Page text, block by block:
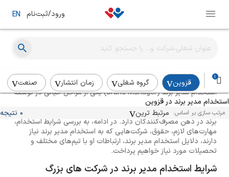
ورود/ثبت‌نام EN
1
قزوین گروه شغلی زمان انتشار
صنعت
استخدام مدیر برند در قزوین
مرتب سازی بر اساس: مرتبط ترین 0 نتیجه
راهنمای استخدام مدیر برند
استخدام مدیر برند (Brand Manager) یکی از مراحل حیاتی در توسعه
و پیشرفت هر کسب و کار است. مدیر برند به عنوان یک پل ارتباطی بین
محصولات و مشتریان عمل می‌کند و نقش کلیدی در شکل‌گیری تصویر
برند در ذهن مصرف‌کنندگان دارد. در ادامه، به بررسی شرایط استخدام،
مهارت‌های لازم، حقوق، شرکت‌هایی که به استخدام مدیر برند نیاز
دارند، دلایل استخدام مدیر برند، ارتباطات او با تیم‌های مختلف و
تحصیلات مورد نیاز خواهیم پرداخت.
شرایط استخدام مدیر برند در شرکت های بزرگ